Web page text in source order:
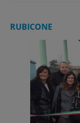
RUBICONE